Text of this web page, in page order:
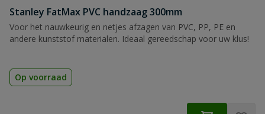
Stanley FatMax PVC handzaag 300mm
Voor het nauwkeurig en netjes afzagen van PVC, PP, PE en
andere kunststof materialen. Ideaal gereedschap voor uw klus!
Op voorraad